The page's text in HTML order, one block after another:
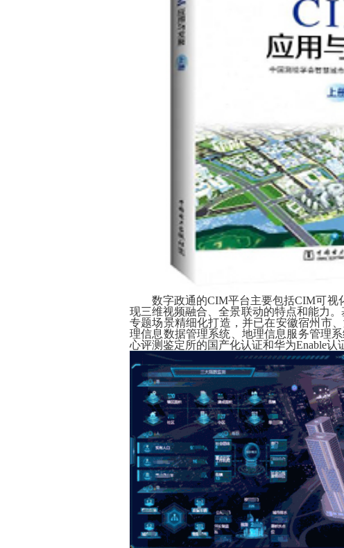
数字政通的CIM平台主要包括CIM可
现三维视频融合、全景联动的特点和能力
专题场景精细化打造，并已在安徽宿州市
理信息数据管理系统、地理信息服务管理
心评测鉴定所的国产化认证和华为Enable认